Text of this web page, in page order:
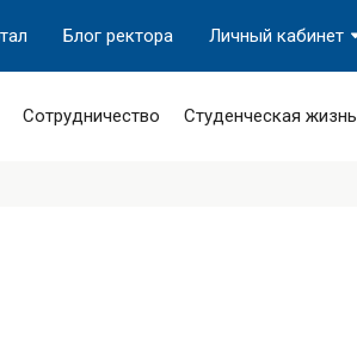
Личный кабинет
Блог ректора
Сотрудничество Студенческая жизнь